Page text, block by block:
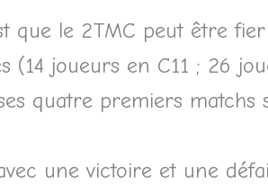
que le 2TMC peut être
(14 joueurs en C11 ; 26
quatre premiers matchs
une victoire et une